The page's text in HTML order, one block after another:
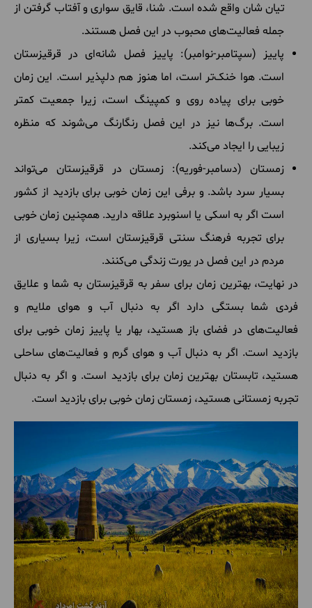
تیان شان واقع شده است. شنا، قایق سواری و آفتاب گرفتن از
جمله فعالیت‌های محبوب در این فصل هستند.
پاییز (سپتامبر-نوامبر): پاییز فصل شانه‌ای در قرقیزستان
است. هوا خنک‌تر است، اما هنوز هم دلپذیر است. این زمان
خوبی برای پیاده روی و کمپینگ است، زیرا جمعیت کمتر
است. برگ‌ها نیز در این فصل رنگارنگ می‌شوند که منظره
زیبایی را ایجاد می‌کند.
زمستان (دسامبر-فوریه): زمستان در قرقیزستان می‌تواند
بسیار سرد باشد. و برفی این زمان خوبی برای بازدید از کشور
است اگر به اسکی یا اسنوبرد علاقه دارید. همچنین زمان خوبی
برای تجربه فرهنگ سنتی قرقیزستان است، زیرا بسیاری از
مردم در این فصل در یورت زندگی می‌کنند.
در نهایت، بهترین زمان برای سفر به قرقیزستان به شما و علایق
فردی شما بستگی دارد اگر به دنبال آب و هوای ملایم و
فعالیت‌های در فضای باز هستید، بهار یا پاییز زمان خوبی برای
بازدید است. اگر به دنبال آب و هوای گرم و فعالیت‌های ساحلی
هستید، تابستان بهترین زمان برای بازدید است. و اگر به دنبال
تجربه زمستانی هستید، زمستان زمان خوبی برای بازدید است.